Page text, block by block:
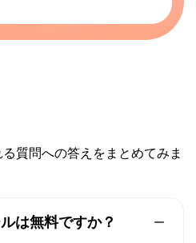
質問への答えをまとめてみま
は無料ですか？